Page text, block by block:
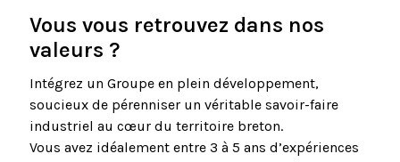
Vous vous retrouvez dans nos
valeurs ?
Intégrez un Groupe en plein développement,
soucieux de pérenniser un véritable savoir-faire
industriel au cœur du territoire breton.
Vous avez idéalement entre 3 à 5 ans d’expériences